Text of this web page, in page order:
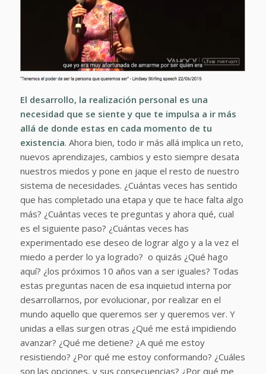
El desarrollo, la realización personal es una
necesidad que se siente y que te impulsa a ir más
allá de donde estas en cada momento de tu
existencia. Ahora bien, todo ir más allá implica un reto,
nuevos aprendizajes, cambios y esto siempre desata
nuestros miedos y pone en jaque el resto de nuestro
sistema de necesidades. ¿Cuántas veces has sentido
que has completado una etapa y que te hace falta algo
más? ¿Cuántas veces te preguntas y ahora qué, cual
es el siguiente paso? ¿Cuántas veces has
experimentado ese deseo de lograr algo y a la vez el
miedo a perder lo ya logrado? o quizás ¿Qué hago
aquí? ¿los próximos 10 años van a ser iguales? Todas
estas preguntas nacen de esa inquietud interna por
desarrollarnos, por evolucionar, por realizar en el
mundo aquello que queremos ser y queremos ver. Y
unidas a ellas surgen otras ¿Qué me está impidiendo
avanzar? ¿Qué me detiene? ¿A qué me estoy
resistiendo? ¿Por qué me estoy conformando? ¿Cuáles
son las opciones, y sus consecuencias? ¿Por qué me